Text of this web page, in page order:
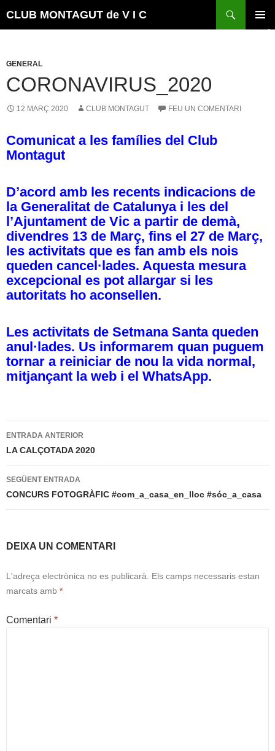
CLUB MONTAGUT de V I C
GENERAL
CORONAVIRUS_2020
12 MARÇ 2020 CLUB MONTAGUT FEU UN COMENTARI
Comunicat a les famílies del Club
Montagut
D’acord amb les recents indicacions de
la Generalitat de Catalunya i les del
l’Ajuntament de Vic a partir de demà,
divendres 13 de Març, fins el 27 de Març,
les activitats que es fan amb els nois
queden cancel·lades. Aquesta mesura
excepcional es pot allargar si les
autoritats ho aconsellen.
Les activitats de Setmana Santa queden
anul·lades. Us informarem quan puguem
tornar a reiniciar de nou la vida normal,
mitjançant la web i el WhatsApp.
Navegació
per
les
entrades
ENTRADA ANTERIOR
LA CALÇOTADA 2020
SEGÜENT ENTRADA
CONCURS FOTOGRÀFIC #com_a_casa_en_lloc #sóc_a_casa
DEIXA UN COMENTARI
L'adreça electrònica no es publicarà.
Els camps necessaris estan
marcats amb *
Comentari *